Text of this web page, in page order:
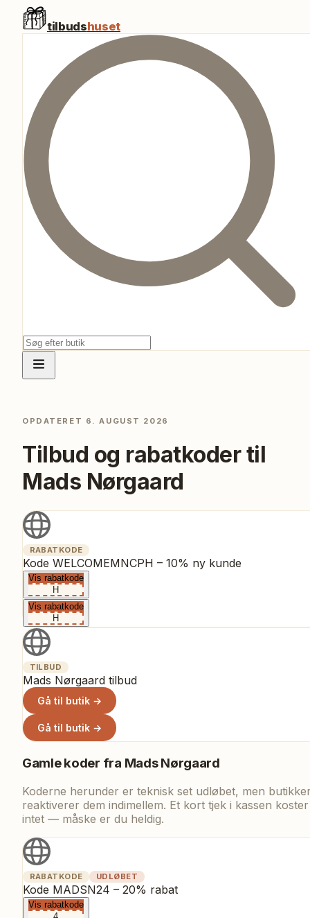
tilbudshuset
OPDATERET 6. AUGUST 2026
Tilbud og rabatkoder til
Mads Nørgaard
RABATKODE
Kode WELCOMEMNCPH – 10% ny kunde
Vis rabatkode
H
Vis rabatkode
H
TILBUD
Mads Nørgaard tilbud
Gå til butik →
Gå til butik →
Gamle koder fra Mads Nørgaard
Koderne herunder er teknisk set udløbet, men
reaktiverer dem indimellem. Et kort tjek i kassen koster
intet — måske er du heldig.
RABATKODE UDLØBET
Kode MADSN24 – 20% rabat
Vis rabatkode